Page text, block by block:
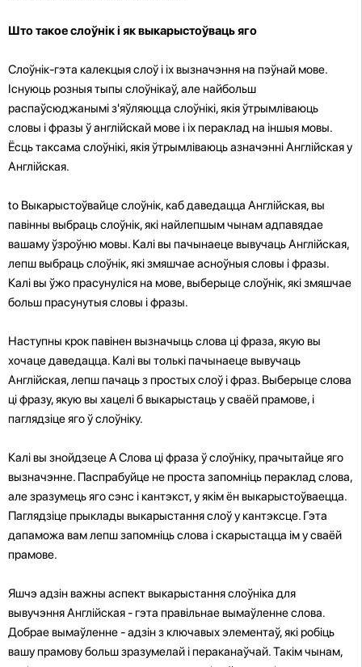
Што такое слоўнік і як выкарыстоўваць яго
Слоўнік-гэта калекцыя слоў і іх вызначэння на пэўнай мове.
Існуюць розныя тыпы слоўнікаў, але найбольш
распаўсюджанымі з'яўляюцца слоўнікі, якія ўтрымліваюць
словы і фразы ў англійскай мове і іх пераклад на іншыя мовы.
Ёсць таксама слоўнікі, якія ўтрымліваюць азначэнні Англійская у
Англійская.
to Выкарыстоўвайце слоўнік, каб даведацца Англійская, вы
павінны выбраць слоўнік, які найлепшым чынам адпавядае
вашаму ўзроўню мовы. Калі вы пачынаеце вывучаць Англійская,
лепш выбраць слоўнік, які змяшчае асноўныя словы і фразы.
Калі вы ўжо прасунуліся на мове, выберыце слоўнік, які змяшчае
больш прасунутыя словы і фразы.
Наступны крок павінен вызначыць слова ці фраза, якую вы
хочаце даведацца. Калі вы толькі пачынаеце вывучаць
Англійская, лепш пачаць з простых слоў і фраз. Выберыце слова
ці фразу, якую вы хацелі б выкарыстаць у сваёй прамове, і
паглядзіце яго ў слоўніку.
Калі вы знойдзеце A Слова ці фраза ў слоўніку, прачытайце яго
вызначэнне. Паспрабуйце не проста запомніць пераклад слова,
але зразумець яго сэнс і кантэкст, у якім ён выкарыстоўваецца.
Паглядзіце прыклады выкарыстання слоў у кантэксце. Гэта
дапаможа вам лепш запомніць слова і скарыстацца ім у сваёй
прамове.
Яшчэ адзін важны аспект выкарыстання слоўніка для
вывучэння Англійская - гэта правільнае вымаўленне слова.
Добрае вымаўленне - адзін з ключавых элементаў, які робіць
вашу прамову больш зразумелай і пераканаўчай. Такім чынам,